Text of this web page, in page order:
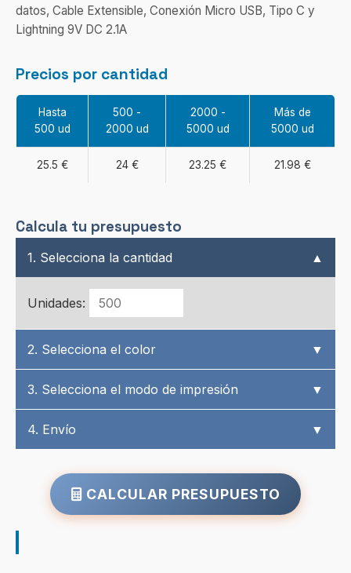
datos, Cable Extensible, Conexión Micro USB, Tipo C y
Lightning 9V DC 2.1A
Precios por cantidad
Hasta
500 ud
500 -
2000 ud
2000 -
5000 ud
Más de
5000 ud
25.5 € 24 € 23.25 € 21.98 €
Calcula tu presupuesto
1. Selecciona la cantidad ▲
Unidades:
2. Selecciona el color ▼
3. Selecciona el modo de impresión ▼
4. Envío ▼
CALCULAR PRESUPUESTO